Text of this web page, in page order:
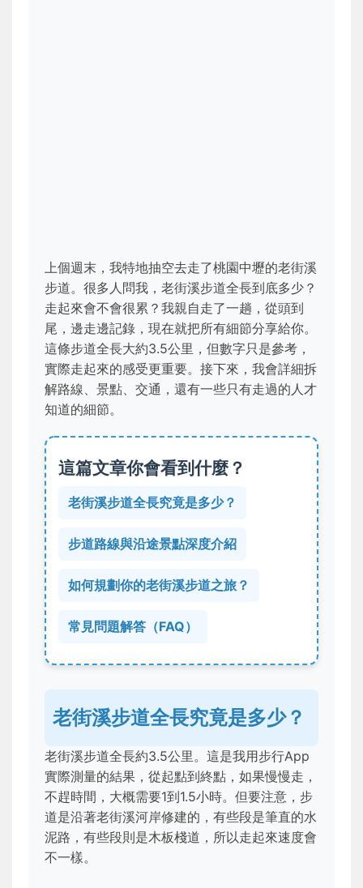
上個週末，我特地抽空去走了桃園中壢的老街溪
步道。很多人問我，老街溪步道全長到底多少？
走起來會不會很累？我親自走了一趟，從頭到
尾，邊走邊記錄，現在就把所有細節分享給你。
這條步道全長大約3.5公里，但數字只是參考，
實際走起來的感受更重要。接下來，我會詳細拆
解路線、景點、交通，還有一些只有走過的人才
知道的細節。
這篇文章你會看到什麼？
老街溪步道全長究竟是多少？
步道路線與沿途景點深度介紹
如何規劃你的老街溪步道之旅？
常見問題解答（FAQ）
老街溪步道全長究竟是多少？
老街溪步道全長約3.5公里。這是我用步行App
實際測量的結果，從起點到終點，如果慢慢走，
不趕時間，大概需要1到1.5小時。但要注意，步
道是沿著老街溪河岸修建的，有些段是筆直的水
泥路，有些段則是木板棧道，所以走起來速度會
不一樣。